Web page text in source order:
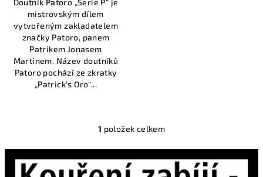
mistrovským dílem
vytvořeným zakladatelem
značky Patoro, panem
Patrikem Jonasem
Martinem. Název doutníků
Patoro pochází ze zkratky
„Patrick’s Oro“...
O
v
l
1 položek celkem